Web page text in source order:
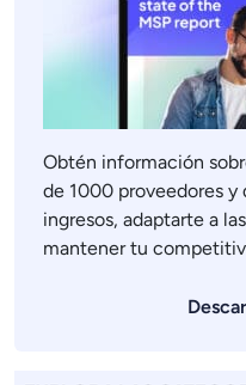
Obtén información
de 1000 proveedores
ingresos, adaptarte a
mantener tu